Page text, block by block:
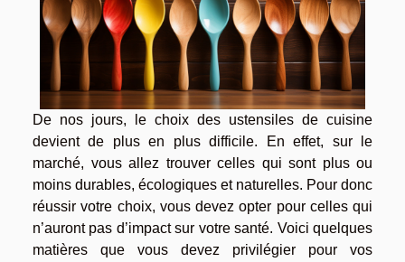
De nos jours, le choix des ustensiles de cuisine
devient de plus en plus difficile. En effet, sur le
marché, vous allez trouver celles qui sont plus ou
moins durables, écologiques et naturelles. Pour donc
réussir votre choix, vous devez opter pour celles qui
n’auront pas d’impact sur votre santé. Voici quelques
matières que vous devez privilégier pour vos